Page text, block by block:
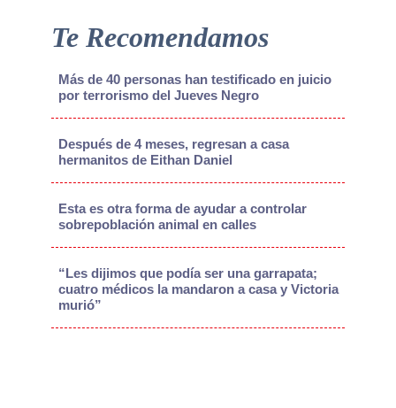
Te Recomendamos
Más de 40 personas han testificado en juicio
por terrorismo del Jueves Negro
Después de 4 meses, regresan a casa
hermanitos de Eithan Daniel
Esta es otra forma de ayudar a controlar
sobrepoblación animal en calles
“Les dijimos que podía ser una garrapata;
cuatro médicos la mandaron a casa y Victoria
murió”